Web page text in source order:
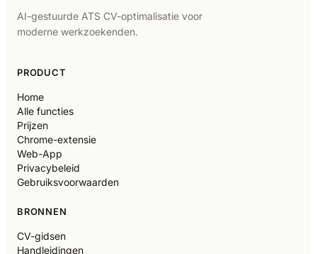
AI-gestuurde ATS CV-optimalisatie voor
moderne werkzoekenden.
PRODUCT
Home
Alle functies
Prijzen
Chrome-extensie
Web-App
Privacybeleid
Gebruiksvoorwaarden
BRONNEN
CV-gidsen
Handleidingen